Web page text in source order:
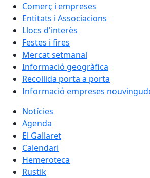
Comerç i empreses
Entitats i Associacions
Llocs d'interès
Festes i fires
Mercat setmanal
Informació geogràfica
Recollida porta a porta
Informació empreses
Notícies
Agenda
El Gallaret
Calendari
Hemeroteca
Rustik